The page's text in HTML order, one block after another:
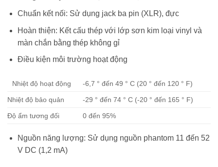
Chuẩn kết nối: Sử dụng jack ba pin (XLR), đực
Hoàn thiện: Kết cấu thép với lớp sơn kim loại vinyl và
màn chắn bằng thép không gỉ
Điều kiện môi trường hoạt động
Nhiệt độ hoạt động -6,7 ° đến 49 ° C (20 ° đến 120 ° F)
Nhiệt độ bảo quản -29 ° đến 74 ° C (-20 ° đến 165 ° F)
Độ ẩm tương đối 0 đến 95%
Nguồn năng lượng: Sử dụng nguồn phantom 11 đến 52
V DC (1,2 mA)